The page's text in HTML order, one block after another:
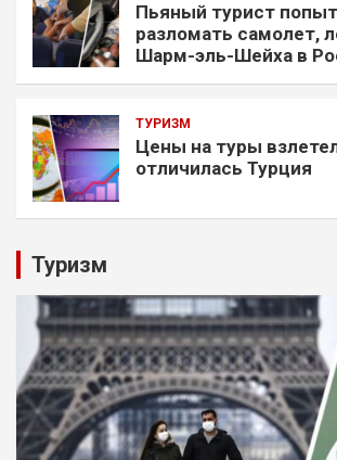
Пьяный турист
разломать самолет,
Шарм-эль-Шейха в
ТУРИЗМ
Цены на туры
отличилась Турция
Туризм